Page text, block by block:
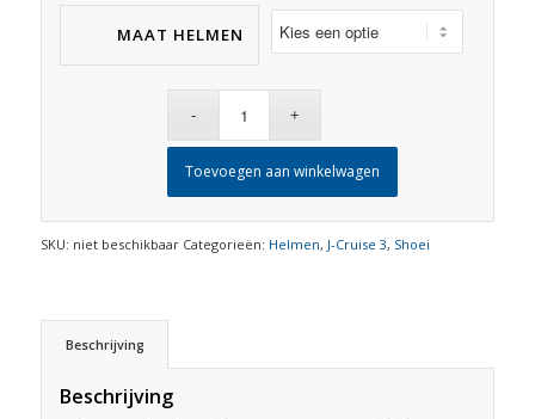
MAAT HELMEN
Toevoegen aan winkelwagen
SKU: niet beschikbaar Categorieën: Helmen, J-Cruise 3, Shoei
Beschrijving
Beschrijving